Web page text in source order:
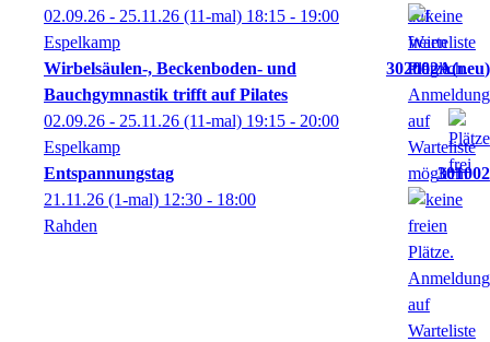
02.09.26 - 25.11.26 (11-mal) 18:15 - 19:00
Espelkamp
Wirbelsäulen-, Beckenboden- und
Bauchgymnastik trifft auf Pilates
302002A neu
02.09.26 - 25.11.26 (11-mal) 19:15 - 20:00
Espelkamp
Entspannungstag
301002
21.11.26 (1-mal) 12:30 - 18:00
Rahden